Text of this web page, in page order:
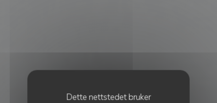
Dette nettstedet bruker